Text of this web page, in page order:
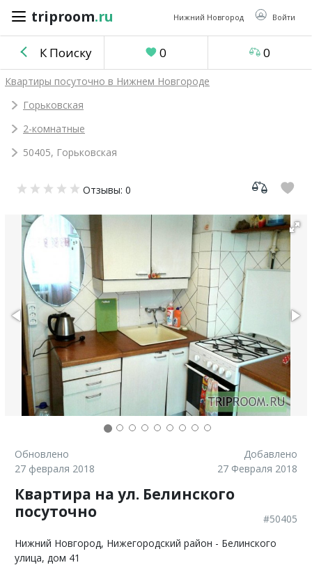
triproom.ru Нижний Новгород Войти
triproom .ru
Российский
Войти / Зарегистрироваться
объявление
Сравнение
К Поиску 0 0
Квартиры посуточно в Нижнем Новгороде
Горьковская
2-комнатные
50405, Горьковская
Отзывы: 0
Обновлено
27 февраля 2018
Добавлено
27 Февраля 2018
Квартира на ул. Белинского
посуточно
#50405
Нижний Новгород, Нижегородский район - Белинского
улица, дом 41